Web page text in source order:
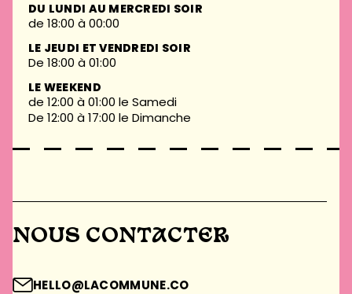
DU LUNDI AU MERCREDI SOIR
de 18:00 à 00:00
LE JEUDI ET VENDREDI SOIR
De 18:00 à 01:00
LE WEEKEND
de 12:00 à 01:00 le Samedi
De 12:00 à 17:00 le Dimanche
NOUS CONTACTER
HELLO@LACOMMUNE.CO